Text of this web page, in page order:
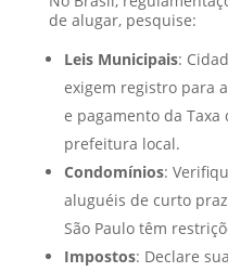
de alugar, pesquise:
Leis Municipais:
exigem registro para
e pagamento da Taxa
prefeitura local.
Condomínios:
aluguéis de curto
São Paulo têm
Impostos: Declare